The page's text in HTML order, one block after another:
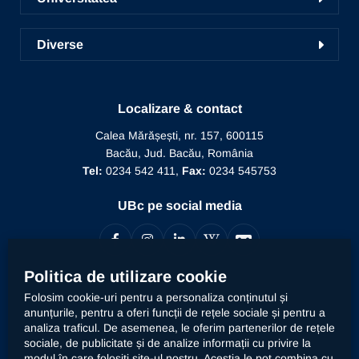
Academic TV
Învățământ la distanță
Acces portal bază de date
ICDICTT
Prezentarea Universității
Alegeri
Relații internaționale
Informații de interes public
Documente interne
Diverse
Recunoaștere funcție didactică
Recunoaștere conducător doctorat
Localizare & contact
Calea Mărășești, nr. 157, 600115
Bacău, Jud. Bacău, România
Tel: 0234 542 411, Fax: 0234 545753
UBc pe social media
Contact
Universitatea „Vasile Alecsandri” din Bacău prelucrează
datele dumneavoastră cu caracter personal, respectiv
Politica de utilizare cookie
Folosim cookie-uri pentru a personaliza conținutul și
anunțurile, pentru a oferi funcții de rețele sociale și pentru a
analiza traficul. De asemenea, le oferim partenerilor de rețele
sociale, de publicitate și de analize informații cu privire la